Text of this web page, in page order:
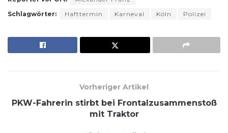
Schlagwörter:
Hafttermin Karneval Köln Polizei
Vorheriger Artikel
PKW-Fahrerin stirbt bei Frontalzusammenstoß
mit Traktor